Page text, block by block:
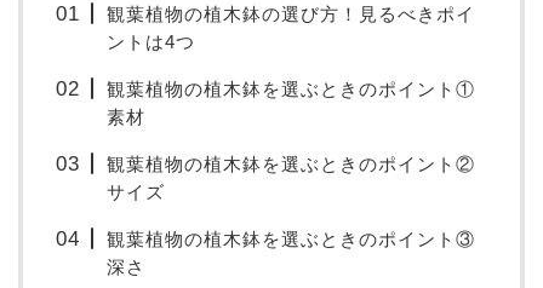
観葉植物の植木鉢の選び方！見るべきポイ
ントは4つ
観葉植物の植木鉢を選ぶときのポイント①
素材
観葉植物の植木鉢を選ぶときのポイント②
サイズ
観葉植物の植木鉢を選ぶときのポイント③
深さ